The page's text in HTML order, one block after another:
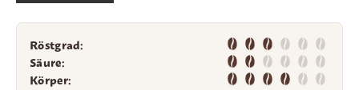
Röstgrad:
Säure:
Körper: